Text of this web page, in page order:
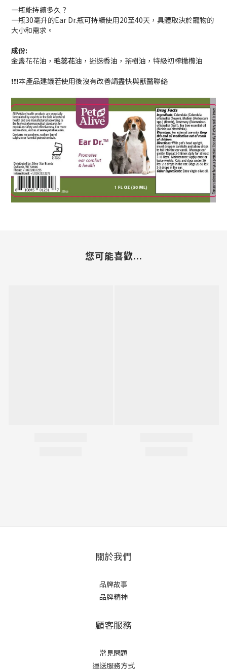
一瓶能持續多久？
一瓶30毫升的Ear Dr.瓶可持續使用20至40天，具體取決於寵物的
大小和需求。
成份:
金盞花花油， 毛蕊花油，迷迭香油，茶樹油，特級初榨橄欖油
❗️❗️❗️本產品建議若使用後沒有改善請盡快與獸醫聯絡
您可能喜歡...
關於我們
品牌故事
品牌精神
顧客服務
常見問題
運送服務方式